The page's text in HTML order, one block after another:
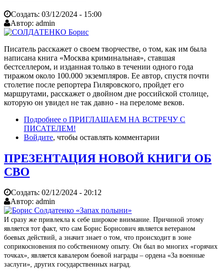
Создать: 03/12/2024 - 15:00
Автор: admin
Писатель расскажет о своем творчестве, о том, как им была
написана книга «Москва криминальная», ставшая
бестселлером, и изданная только в течении одного года
тиражом около 100.000 экземпляров. Ее автор, спустя почти
столетие после репортера Гиляровского, пройдет его
маршрутами, расскажет о двойном дне российской столице,
которую он увидел не так давно - на переломе веков.
Подробнее о ПРИГЛАШАЕМ НА ВСТРЕЧУ С
ПИСАТЕЛЕМ!
Войдите, чтобы оставлять комментарии
ПРЕЗЕНТАЦИЯ НОВОЙ КНИГИ ОБ
СВО
Создать: 02/12/2024 - 20:12
Автор: admin
И сразу же привлекла к себе широкое внимание. Причиной этому
является тот факт, что сам Борис Борисович является ветераном
боевых действий, а значит знает о том, что происходит в зоне
соприкосновения по собственному опыту. Он был во многих «горячих
точках», является кавалером боевой награды – ордена «За военные
заслуги», других государственных наград.